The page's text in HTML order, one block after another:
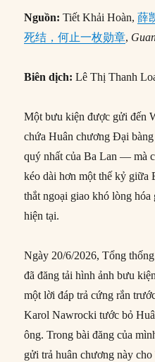
Nguồn: Tiết Khải Hoàn,薛
死结，何止一枚勋章,
Biên dịch: Lê Thị Thanh
Một bưu kiện được gửi đến
chứa Huân chương Đại
quý nhất của Ba Lan — mà
kéo dài hơn một thế kỷ giữa
thắt ngoại giao khó lòng
hiện tại.
Ngày 20/6/2026, Tổng
đã đăng tải hình ảnh bưu
một lời đáp trả cứng rắn
Karol Nawrocki tước bỏ
ông. Trong bài đăng của
gửi trả huân chương này